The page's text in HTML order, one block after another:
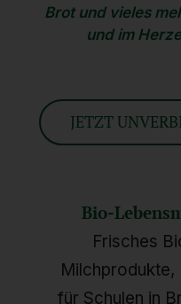
Brot und vieles
und im
JETZT
Bio-
Frisches
Milchprodukte,
für Schulen in